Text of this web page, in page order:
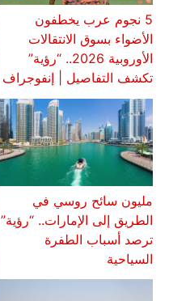
5 نجوم عرب يخطفون
الأضواء بسوق الانتقالات
الأوروبية 2026.. “رؤية”
تكشف التفاصيل | إنفوجراف
مليون سائح روسي في
الطريق إلى الإمارات.. “رؤية”
ترصد أسباب الطفرة
السياحية